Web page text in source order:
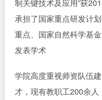
制关键技术及应用”获
承担了国家重点研发计
重点、国家自然科学基
发表学术
学院高度重视师资队伍
才，现有教职工200余